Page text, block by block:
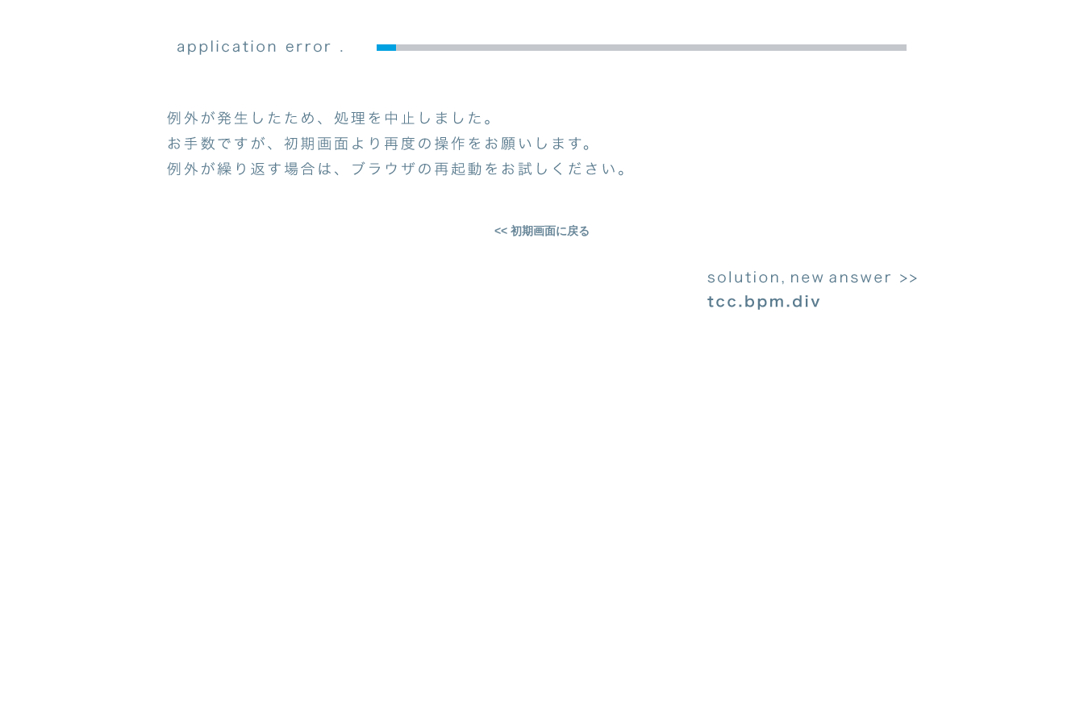
<< 初期画面に戻る